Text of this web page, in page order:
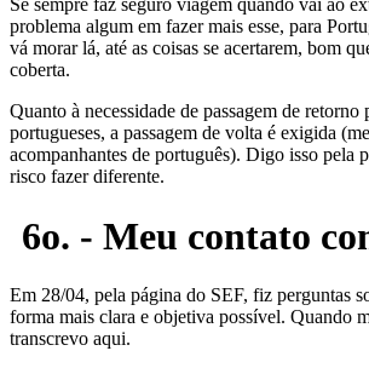
Se sempre faz seguro viagem quando vai ao
problema algum em fazer mais esse, para
vá morar lá, até as coisas se acertarem, bom
coberta.
Quanto à necessidade de passagem de retorno
portugueses, a passagem de volta é exigida
acompanhantes de português). Digo isso pela
risco fazer diferente.
6o. - Meu contato
Em 28/04, pela página do SEF, fiz perguntas
forma mais clara e objetiva possível. Quando
transcrevo aqui.